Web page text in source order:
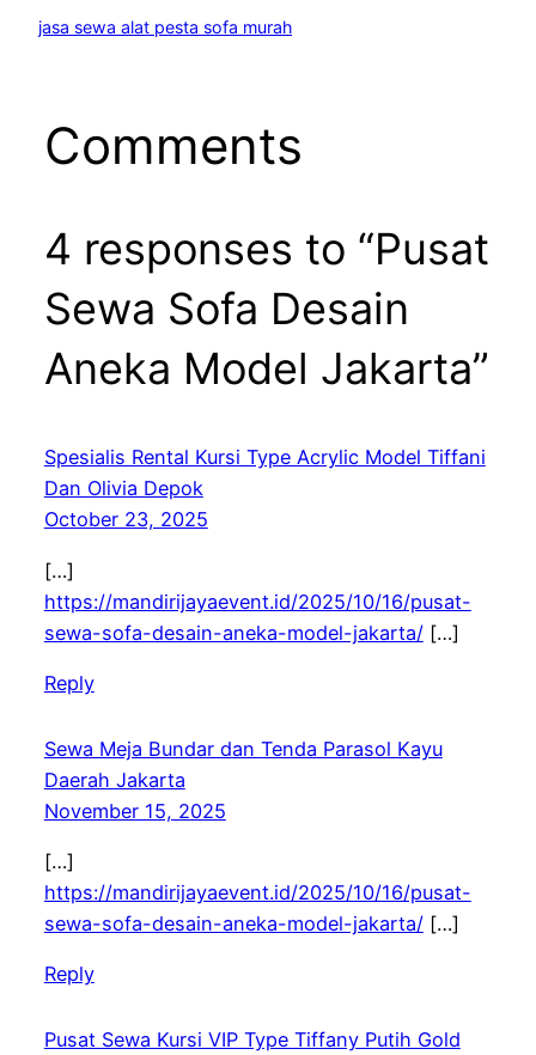
jasa sewa alat pesta sofa murah
Comments
4 responses to “Pusat
Sewa Sofa Desain
Aneka Model Jakarta”
Spesialis Rental Kursi Type Acrylic Model Tiffani
Dan Olivia Depok
October 23, 2025
[…]
https://mandirijayaevent.id/2025/10/16/pusat-
sewa-sofa-desain-aneka-model-jakarta/[…]
Reply
Sewa Meja Bundar dan Tenda Parasol Kayu
Daerah Jakarta
November 15, 2025
[…]
https://mandirijayaevent.id/2025/10/16/pusat-
sewa-sofa-desain-aneka-model-jakarta/[…]
Reply
Pusat Sewa Kursi VIP Type Tiffany Putih Gold